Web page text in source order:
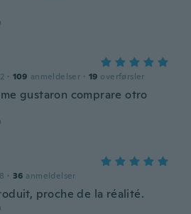
· 109 anmeldelser · 19 overførsler
gustaron comprare otro
· 36 anmeldelser
proche de la réalité.